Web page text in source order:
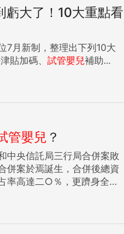
虧大了！10大重點看
7月新制，整理出下列10大
育嬰留停津貼加碼、 試管嬰兒補助...
管嬰兒 ？
中央信託局三行局合併案敗
併案於焉誕生，合併後總資
率高達二○％，更躋身全球
說，三行局沒有實質合